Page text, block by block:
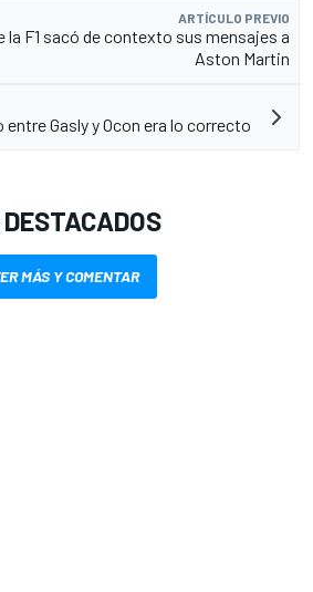
ARTÍCULO PREVIO
la F1 sacó de contexto sus mensajes a
Aston Martin
Gasly y Ocon era lo correcto
MÁS Y COMENTAR